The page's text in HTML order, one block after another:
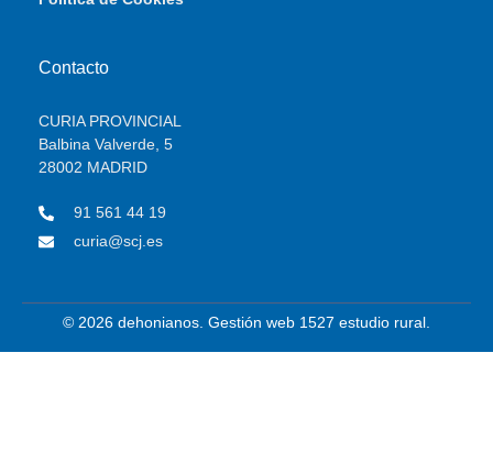
Contacto
CURIA PROVINCIAL
Balbina Valverde, 5
28002 MADRID
91 561 44 19
curia@scj.es
© 2026 dehonianos. Gestión web 1527 estudio rural.